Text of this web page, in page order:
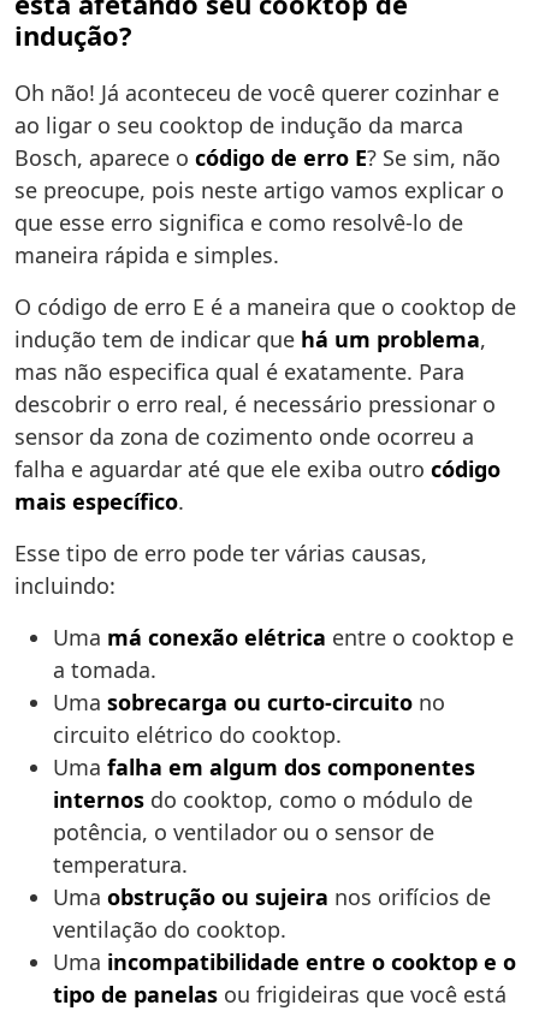
indução?
Oh não! Já aconteceu de você querer cozinhar e
ao ligar o seu cooktop de indução da marca
Bosch, aparece o código de erro E? Se sim, não
se preocupe, pois neste artigo vamos explicar o
que esse erro significa e como resolvê-lo de
maneira rápida e simples.
O código de erro E é a maneira que o cooktop de
indução tem de indicar que há um problema,
mas não especifica qual é exatamente. Para
descobrir o erro real, é necessário pressionar o
sensor da zona de cozimento onde ocorreu a
falha e aguardar até que ele exiba outro código
mais específico.
Esse tipo de erro pode ter várias causas,
incluindo:
Uma má conexão elétrica entre o cooktop e
a tomada.
Uma sobrecarga ou curto-circuito no
circuito elétrico do cooktop.
Uma falha em algum dos componentes
internos do cooktop, como o módulo de
potência, o ventilador ou o sensor de
temperatura.
Uma obstrução ou sujeira nos orifícios de
ventilação do cooktop.
Uma incompatibilidade entre o cooktop e o
tipo de panelas ou frigideiras que você está